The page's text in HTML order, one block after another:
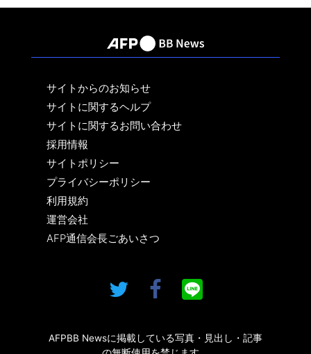
サイトからのお知らせ
サイトに関するヘルプ
サイトに関するお問い合わせ
採用情報
サイトポリシー
プライバシーポリシー
利用規約
運営会社
AFP通信会長ごあいさつ
AFPBB Newsに掲載している写真・見出し・記事